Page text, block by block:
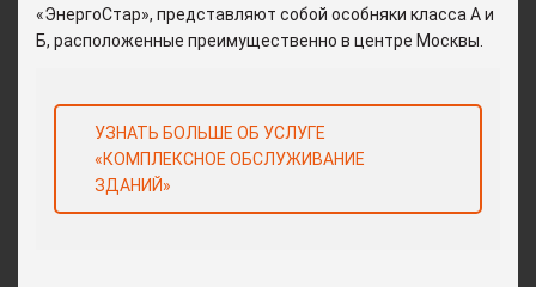
«ЭнергоСтар», представляют собой особняки класса А и
Б, расположенные преимущественно в центре Москвы.
УЗНАТЬ БОЛЬШЕ ОБ УСЛУГЕ
«КОМПЛЕКСНОЕ ОБСЛУЖИВАНИЕ
ЗДАНИЙ»